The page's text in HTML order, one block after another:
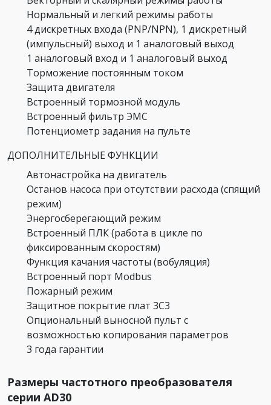
Нормальный и легкий режимы работы
4 дискретных входа (PNP/NPN), 1 дискретный
(импульсный) выход и 1 аналоговый выход
1 аналоговый вход и 1 аналоговый выход
Торможение постоянным током
Защита двигателя
Встроенный тормозной модуль
Встроенный фильтр ЭМС
Потенциометр задания на пульте
ДОПОЛНИТЕЛЬНЫЕ ФУНКЦИИ
Автонастройка на двигатель
Останов насоса при отсутствии расхода (спящий
режим)
Энергосберегающий режим
Встроенный ПЛК (работа в цикле по
фиксированным скоростям)
Функция качания частоты (вобуляция)
Встроенный порт Modbus
Пожарный режим
Защитное покрытие плат 3C3
Опциональный выносной пульт с
возможностью копирования параметров
3 года гарантии
Размеры частотного преобразователя
серии AD30